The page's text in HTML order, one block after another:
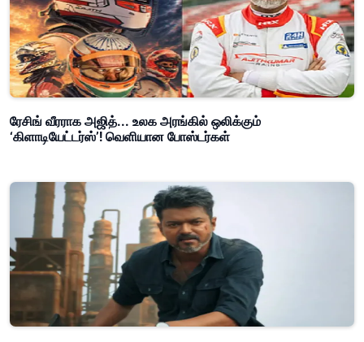
ரேசிங் வீரராக அஜித்... உலக அரங்கில் ஒலிக்கும்
‘கிளாடியேட்டர்ஸ்’! வெளியான போஸ்டர்கள்